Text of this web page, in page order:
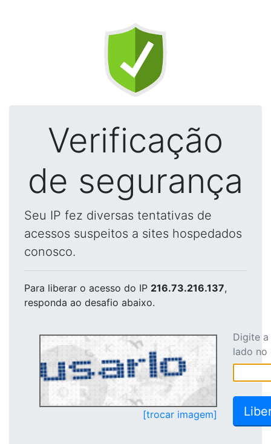
Verificação
de segurança
Seu IP fez diversas tentativas de
acessos suspeitos a sites hospedados
conosco.
Para liberar o acesso do IP 216.73.216.137,
responda ao desafio abaixo.
[trocar imagem]
Digite
lado no